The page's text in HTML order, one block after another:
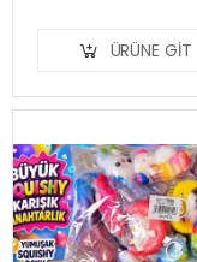
ÜRÜNE GIT